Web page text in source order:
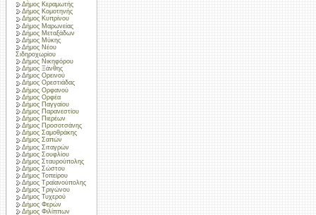
Δήμος Κεραμωτής
Δήμος Κομοτηνής
Δήμος Κυπρίνου
Δήμος Μαρωνείας
Δήμος Μεταξάδων
Δήμος Μύκης
Δήμος Νέου
Σιδηροχωρίου
Δήμος Νικηφόρου
Δήμος Ξάνθης
Δήμος Ορεινού
Δήμος Ορεστιάδας
Δήμος Ορφανού
Δήμος Ορφέα
Δήμος Παγγαίου
Δήμος Παρανεστίου
Δήμος Πιερέων
Δήμος Προσοτσάνης
Δήμος Σαμοθράκης
Δήμος Σαπών
Δήμος Σιταγρών
Δήμος Σουφλίου
Δήμος Σταυρούπολης
Δήμος Σώστου
Δήμος Τοπείρου
Δήμος Τραϊανούπολης
Δήμος Τριγώνου
Δήμος Τυχερού
Δήμος Φερών
Δήμος Φιλίππων